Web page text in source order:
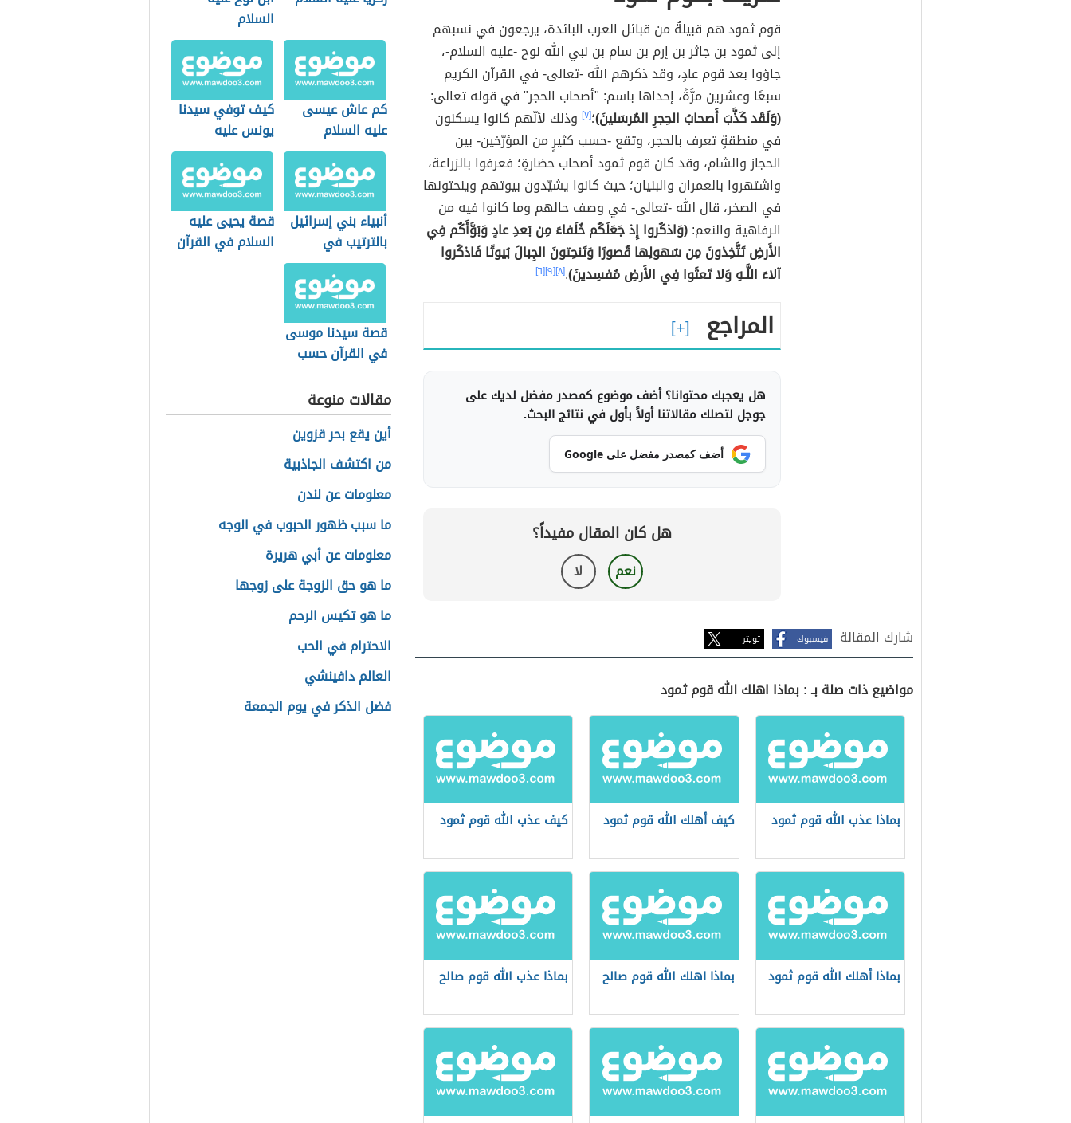
قوم ثمود هم قبيلةٌ من قبائل العرب البائدة، يرجعون في نسبهم
إلى ثمود بن جاثر بن إرم بن سام بن نبي الله نوح -عليه السلام-،
جاؤوا بعد قوم عادٍ، وقد ذكرهم الله -تعالى- في القرآن الكريم
سبعًا وعشرين مرَّةً، إحداها باسم: "أصحاب الحجر" في قوله تعالى:
(وَلَقَد كَذَّبَ أَصحابُ الحِجرِ المُرسَلينَ)؛[٧]
وذلك لأنّهم كانوا يسكنون
في منطقةٍ تعرف بالحجر، وتقع -حسب كثيرٍ من المؤرّخين- بين
الحجاز والشام، وقد كان قوم ثمود أصحاب حضارةٍ؛ فعرفوا بالزراعة،
واشتهروا بالعمران والبنيان؛ حيث كانوا يشيّدون بيوتهم وينحتونها
في الصخر، قال الله -تعالى- في وصف حالهم وما كانوا فيه من
الرفاهية والنعم:(وَاذكُروا إِذ جَعَلَكُم خُلَفاءَ مِن بَعدِ عادٍ وَبَوَّأَكُم فِي
الأَرضِ تَتَّخِذونَ مِن سُهولِها قُصورًا وَتَنحِتونَ الجِبالَ بُيوتًا فَاذكُروا
آلاءَ اللَّـهِ وَلا تَعثَوا فِي الأَرضِ مُفسِدينَ).[٨] [٩] [٦]
المراجع
هل يعجبك محتوانا؟ أضف موضوع كمصدر مفضل لديك على
جوجل لتصلك مقالاتنا أولاً بأول في نتائج البحث.
أضف كمصدر مفضل على Google
هل كان المقال مفيداً؟
نعم لا
شارك المقالة فيسبوك تويتر
مواضيع ذات صلة بـ : بماذا اهلك الله قوم ثمود
بماذا عذب الله قوم ثمود كيف أهلك الله قوم ثمود كيف عذب الله قوم ثمود
بماذا أهلك الله قوم ثمود بماذا اهلك الله قوم صالح بماذا عذب الله قوم صالح
السلام
كم عاش عيسى
عليه السلام
كيف توفي سيدنا
يونس عليه
السلام؟
أنبياء بني إسرائيل
بالترتيب في
الإسلام
قصة يحيى عليه
السلام في القرآن
قصة سيدنا موسى
في القرآن حسب
مقالات منوعة
أين يقع بحر قزوين
من اكتشف الجاذبية
معلومات عن لندن
ما سبب ظهور الحبوب في الوجه
معلومات عن أبي هريرة
ما هو حق الزوجة على زوجها
ما هو تكيس الرحم
الاحترام في الحب
العالم دافينشي
فضل الذكر في يوم الجمعة